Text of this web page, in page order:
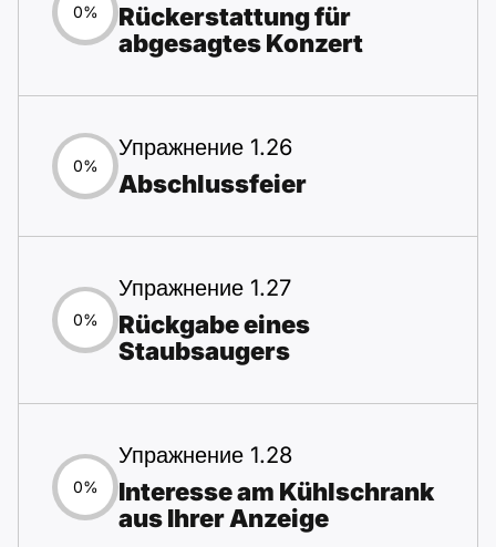
0%
Rückerstattung für
abgesagtes Konzert
0%
Упражнение 1.26
Abschlussfeier
0%
Упражнение 1.27
Rückgabe eines
Staubsaugers
0%
Упражнение 1.28
Interesse am Kühlschrank
aus Ihrer Anzeige